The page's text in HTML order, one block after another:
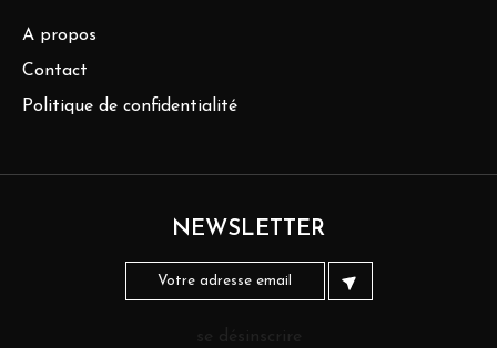
A propos
Contact
Politique de confidentialité
NEWSLETTER